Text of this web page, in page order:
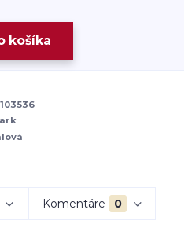
košíka
Komentáre 0